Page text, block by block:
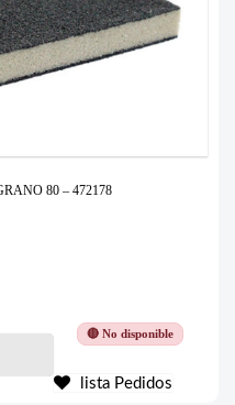
80 – 472178
🔴 No disponible
lista Pedidos